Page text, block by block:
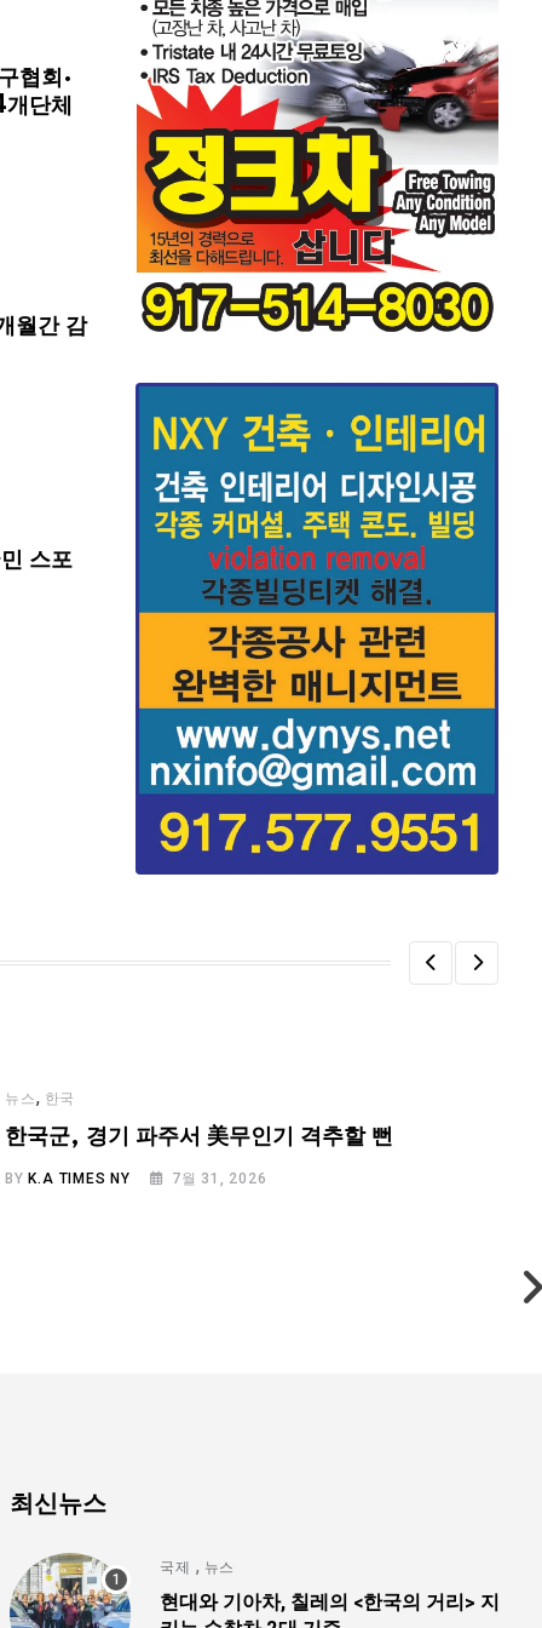
협회·
단체
월간 감
스포
뉴스, 한국
한국군, 경기 파주서 美무인기 격추할 뻔
BYK.A TIMES NY 7월 31, 2026
최신뉴스
국제 , 뉴스
현대와 기아차, 칠레의 <한국의 거리> 지